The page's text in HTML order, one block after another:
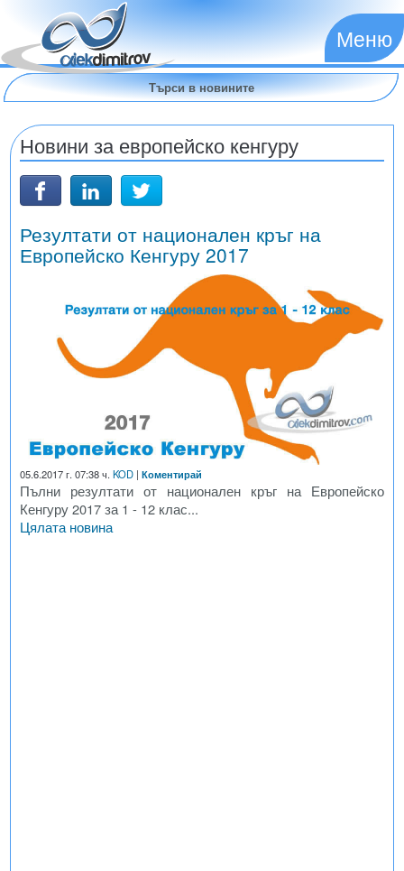
Меню
Новини за европейско кенгуру
Резултати от национален кръг на
Европейско Кенгуру 2017
05.6.2017 г. 07:38 ч. KOD | Коментирай
Пълни резултати от национален кръг на Европейско
Кенгуру 2017 за 1 - 12 клас...
Цялата новина